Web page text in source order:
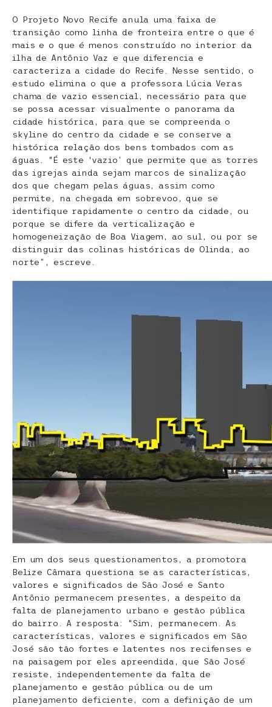
O Projeto Novo Recife anula uma faixa de
transição como linha de fronteira entre o que é
mais e o que é menos construído no interior da
ilha de Antônio Vaz e que diferencia e
caracteriza a cidade do Recife. Nesse sentido, o
estudo elimina o que a professora Lúcia Veras
chama de vazio essencial, necessário para que
se possa acessar visualmente o panorama da
cidade histórica, para que se compreenda o
skyline do centro da cidade e se conserve a
histórica relação dos bens tombados com as
águas. “É este ‘vazio’ que permite que as torres
das igrejas ainda sejam marcos de sinalização
dos que chegam pelas águas, assim como
permite, na chegada em sobrevoo, que se
identifique rapidamente o centro da cidade, ou
porque se difere da verticalização e
homogeneização de Boa Viagem, ao sul, ou por se
distinguir das colinas históricas de Olinda, ao
norte”, escreve.
Em um dos seus questionamentos, a promotora
Belize Câmara questiona se as características,
valores e significados de São José e Santo
Antônio permanecem presentes, a despeito da
falta de planejamento urbano e gestão pública
do bairro. A resposta: “Sim, permanecem. As
características, valores e significados em São
José são tão fortes e latentes nos recifenses e
na paisagem por eles apreendida, que São José
resiste, independentemente da falta de
planejamento e gestão pública ou de um
planejamento deficiente, com a definição de um